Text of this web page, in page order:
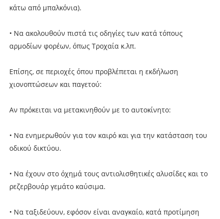
κάτω από μπαλκόνια).
• Να ακολουθούν πιστά τις οδηγίες των κατά τόπους
αρμοδίων φορέων, όπως Τροχαία κ.λπ.
Επίσης, σε περιοχές όπου προβλέπεται η εκδήλωση
χιονοπτώσεων και παγετού:
Αν πρόκειται να μετακινηθούν με το αυτοκίνητο:
• Να ενημερωθούν για τον καιρό και για την κατάσταση του
οδικού δικτύου.
• Να έχουν στο όχημά τους αντιολισθητικές αλυσίδες και το
ρεζερβουάρ γεμάτο καύσιμα.
• Να ταξιδεύουν, εφόσον είναι αναγκαίο, κατά προτίμηση